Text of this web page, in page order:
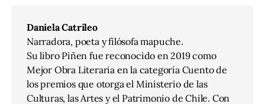
Daniela Catrileo
Narradora, poeta y filósofa mapuche.
Su libro Piñen fue reconocido en 2019 como
Mejor Obra Literaria en la categoría Cuento de
los premios que otorga el Ministerio de las
Culturas, las Artes y el Patrimonio de Chile. Con